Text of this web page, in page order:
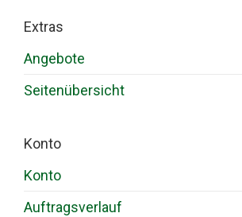
Extras
Angebote
Seitenübersicht
Konto
Konto
Auftragsverlauf